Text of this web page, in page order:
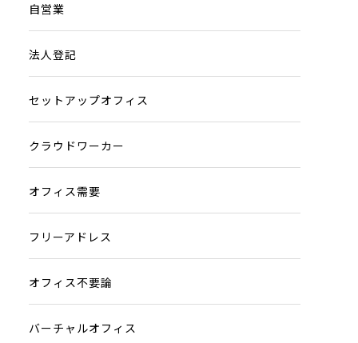
自営業
法人登記
セットアップオフィス
クラウドワーカー
オフィス需要
フリーアドレス
オフィス不要論
バーチャルオフィス